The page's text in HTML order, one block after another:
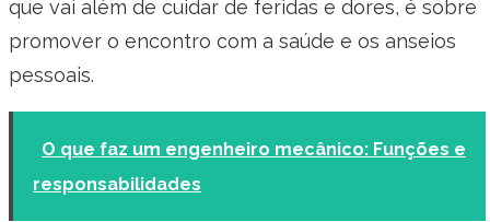
que vai além de cuidar de feridas e dores, é sobre
promover o encontro com a saúde e os anseios
pessoais.
O que faz um engenheiro mecânico: Funções e
responsabilidades